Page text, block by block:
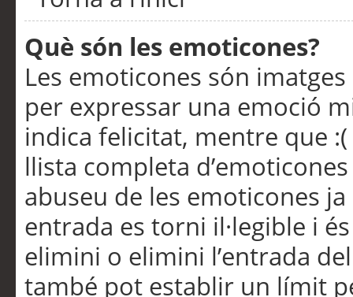
Què són les emoticones?
Les emoticones són
per expressar una emoció
indica felicitat, mentre que
llista completa
abuseu de les emoticones
entrada es torni il·legible i
elimini o elimini l’entrada
també pot establir un límit